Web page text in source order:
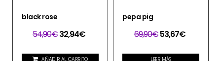
black rose
54,90€32,94€
AÑADIR AL CARRITO
pepa pig
69,90€53,67€
LEER MÁS